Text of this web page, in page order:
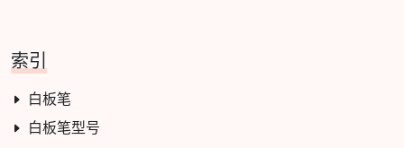
索引
白板笔
白板笔型号